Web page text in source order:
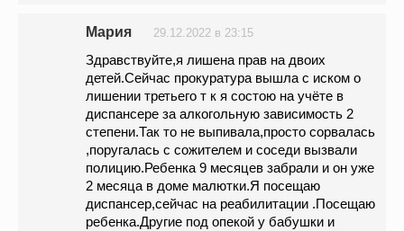
Мария 29.12.2022 в 23:15
Здравствуйте,я лишена прав на двоих
детей.Сейчас прокуратура вышла с иском о
лишении третьего т к я состою на учёте в
диспансере за алкогольную зависимость 2
степени.Так то не выпивала,просто сорвалась
,поругалась с сожителем и соседи вызвали
полицию.Ребенка 9 месяцев забрали и он уже
2 месяца в доме малютки.Я посещаю
диспансер,сейчас на реабилитации .Посещаю
ребенка.Другие под опекой у бабушки и